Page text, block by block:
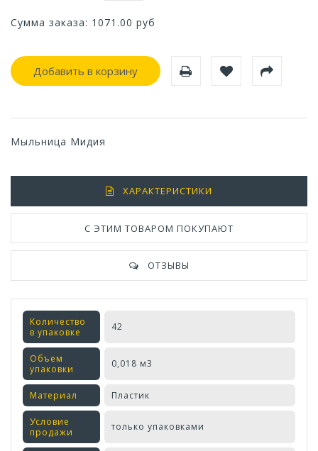
Сумма заказа: 1071.00 руб
Добавить в корзину
Мыльница Мидия
ХАРАКТЕРИСТИКИ
С ЭТИМ ТОВАРОМ ПОКУПАЮТ
ОТЗЫВЫ
Количество
в упаковке
42
Объем
упаковки
0,018 м3
Материал Пластик
Условие
продажи
только упаковками